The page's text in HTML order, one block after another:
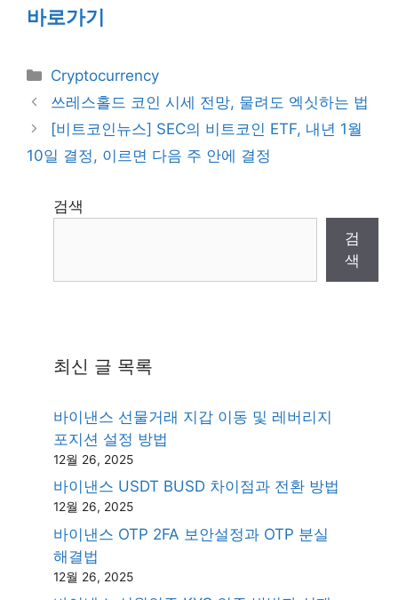
바로가기
Categories
Cryptocurrency
쓰레스홀드 코인 시세 전망, 물려도 엑싯하는 법
[비트코인뉴스] SEC의 비트코인 ETF, 내년 1월
10일 결정, 이르면 다음 주 안에 결정
검색
검
색
최신 글 목록
바이낸스 선물거래 지갑 이동 및 레버리지
포지션 설정 방법
12월 26, 2025
바이낸스 USDT BUSD 차이점과 전환 방법
12월 26, 2025
바이낸스 OTP 2FA 보안설정과 OTP 분실
해결법
12월 26, 2025